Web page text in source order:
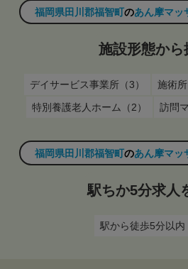
福岡県田川郡福智町のあん摩マッ
施設形態から
デイサービス事業所（3） 施術所
特別養護老人ホーム（2）
訪問
福岡県田川郡福智町のあん摩マッ
駅ちか5分求人
駅から徒歩5分以内